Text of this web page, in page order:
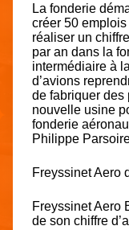
La fonderie
créer 50 emplois
réaliser un
par an dans la
intermédiaire à
d’avions
de fabriquer des
nouvelle usine
fonderie
Philippe
Freyssinet Aero
Freyssinet Aero
de son chiffre